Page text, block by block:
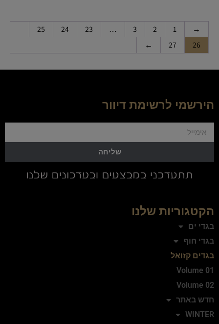
→
1
2
3
…
23
24
25
26
27
←
הירשמי לרשימת דיוור
שליחה
הקטגוריות שלנו
בגדי ים
בגדי חוף
בגדים קזואל
Volume 01
Volume 02
חדש באתר
WINTER